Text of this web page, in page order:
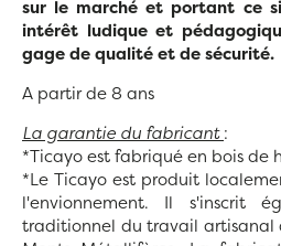
sur le marché et portant ce
intérêt ludique et
gage de qualité et de sécurité.
A partir de 8 ans
La garantie du fabricant :
*Ticayo est fabriqué en bois de
*Le Ticayo est produit
l'envionnement. Il s'inscrit
traditionnel du travail artisanal